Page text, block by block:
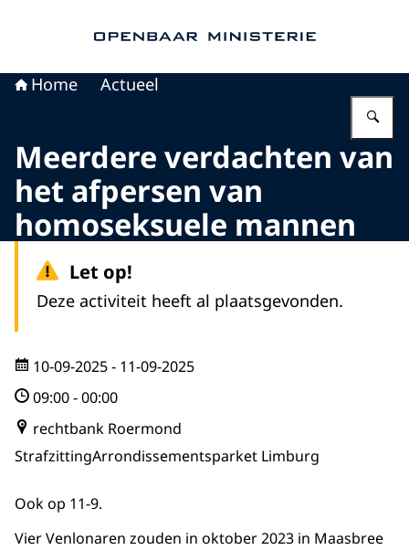
Home Actueel
Meerdere verdachten van
het afpersen van
homoseksuele mannen
Let op!
Deze activiteit heeft al plaatsgevonden.
10-09-2025- 11-09-2025
09:00-00:00
rechtbank Roermond
StrafzittingArrondissementsparket Limburg
Ook op 11-9.
Vier Venlonaren zouden in oktober 2023 in Maasbree